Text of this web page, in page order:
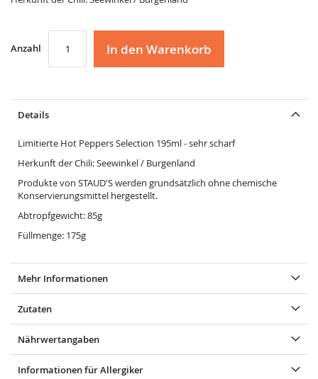
Anzahl In den Warenkorb
Details
Limitierte Hot Peppers Selection 195ml - sehr scharf
Herkunft der Chili: Seewinkel / Burgenland
Produkte von STAUD'S werden grundsätzlich ohne chemische
Konservierungsmittel hergestellt.
Abtropfgewicht: 85g
Füllmenge: 175g
Mehr Informationen
Zutaten
Nährwertangaben
Informationen für Allergiker